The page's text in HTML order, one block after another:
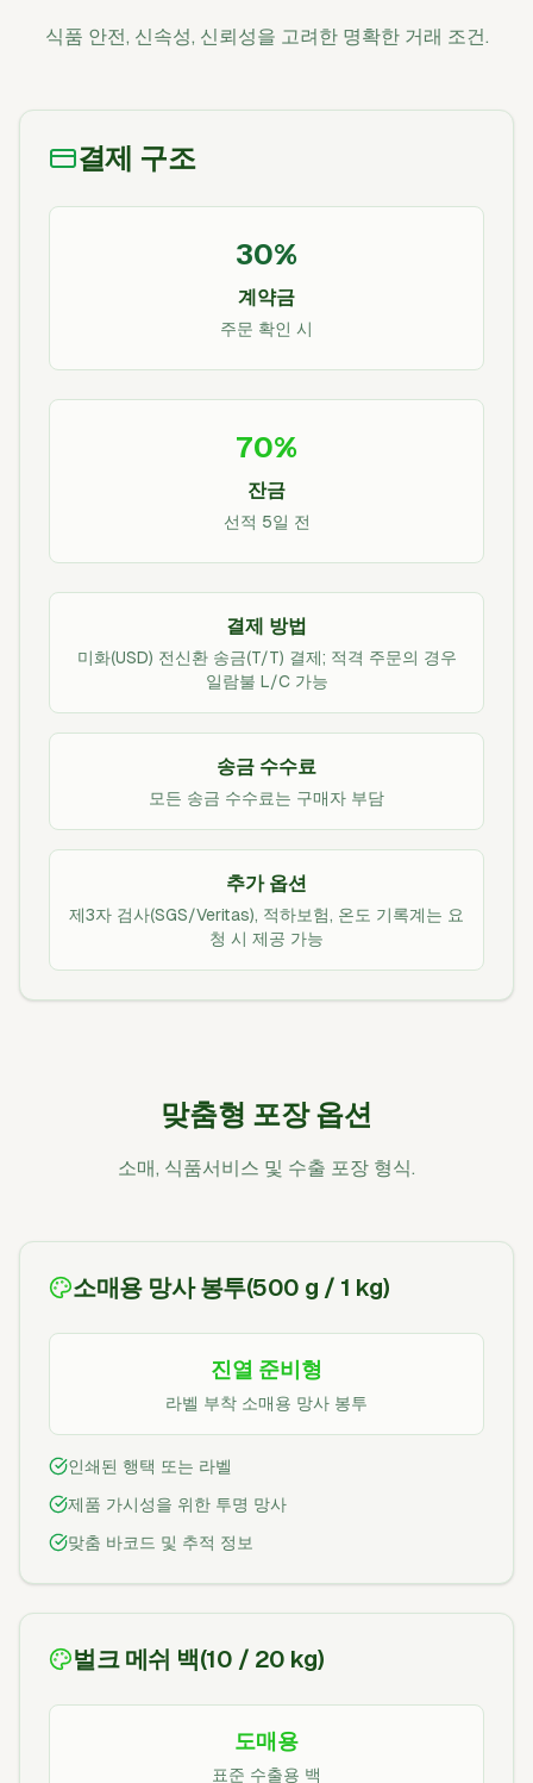
식품 안전, 신속성, 신뢰성을 고려한 명확한 거래 조건.
결제 구조
30%
계약금
주문 확인 시
70%
잔금
선적 5일 전
결제 방법
미화(USD) 전신환 송금(T/T) 결제; 적격 주문의 경우
일람불 L/C 가능
송금 수수료
모든 송금 수수료는 구매자 부담
추가 옵션
제3자 검사(SGS/Veritas), 적하보험, 온도 기록계는 요
청 시 제공 가능
맞춤형 포장 옵션
소매, 식품서비스 및 수출 포장 형식.
소매용 망사 봉투(500 g / 1 kg)
진열 준비형
라벨 부착 소매용 망사 봉투
인쇄된 행택 또는 라벨
제품 가시성을 위한 투명 망사
맞춤 바코드 및 추적 정보
벌크 메쉬 백(10 / 20 kg)
도매용
표준 수출용 백